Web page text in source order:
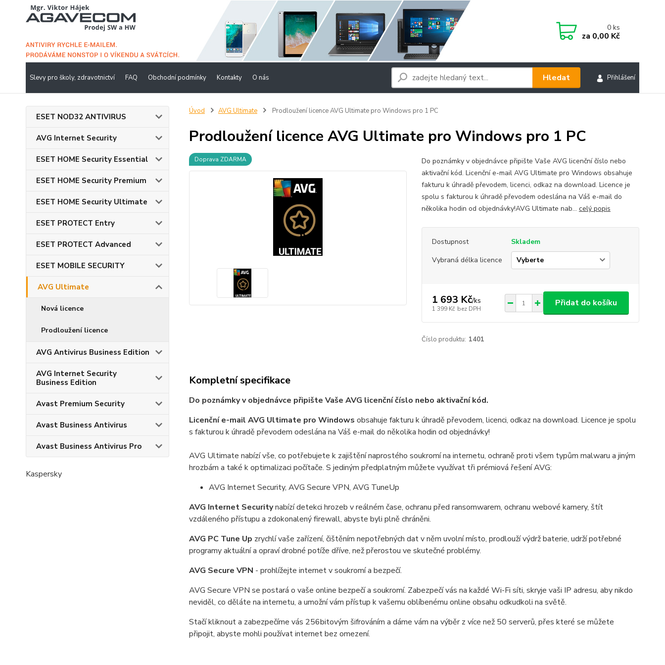
Slevy pro školy, zdravotnictví FAQ Obchodní podmínky Kontakty O nás Přihlášení
Hledat
0ks
za 0,00 Kč
ESET NOD32 ANTIVIRUS
AVG Internet Security
ESET HOME Security Essential
ESET HOME Security Premium
ESET HOME Security Ultimate
ESET PROTECT Entry
ESET PROTECT Advanced
ESET MOBILE SECURITY
AVG Ultimate
Nová licence
Prodloužení licence
AVG Antivirus Business Edition
AVG Internet Security
Business Edition
Avast Premium Security
Avast Business Antivirus
Avast Business Antivirus Pro
Kaspersky
Úvod AVG Ultimate Prodloužení licence AVG Ultimate pro Windows pro 1 PC
Prodloužení licence AVG Ultimate pro Windows pro 1 PC
Doprava ZDARMA
Do poznámky v objednávce připište Vaše AVG licenční číslo nebo
aktivační kód. Licenční e-mail AVG Ultimate pro Windows obsahuje
fakturu k úhradě převodem, licenci, odkaz na download. Licence je
spolu s fakturou k úhradě převodem odeslána na Váš e-mail do
několika hodin od objednávky!AVG Ultimate nab... celý popis
Dostupnost
Skladem
Vybraná délka licence
1 693 Kč/ks
1 399 Kč bez DPH
Přidat do košíku
Číslo produktu: 1401
Kompletní specifikace
Do poznámky v objednávce připište Vaše AVG licenční číslo nebo aktivační kód.
Licenční e-mail AVG Ultimate pro Windows obsahuje fakturu k úhradě převodem, licenci, odkaz na download. Licence je spolu
s fakturou k úhradě převodem odeslána na Váš e-mail do několika hodin od objednávky!
AVG Ultimate nabízí vše, co potřebujete k zajištění naprostého soukromí na internetu, ochraně proti všem typům malwaru a jiným
hrozbám a také k optimalizaci počítače. S jediným předplatným můžete využívat tři prémiová řešení AVG:
AVG Internet Security, AVG Secure VPN, AVG TuneUp
AVG Internet Securitynabízí detekci hrozeb v reálném čase, ochranu před ransomwarem, ochranu webové kamery, štít
vzdáleného přístupu a zdokonalený firewall, abyste byli plně chráněni.
AVG PC Tune Up zrychlí vaše zařízení, čištěním nepotřebných dat v něm uvolní místo, prodlouží výdrž baterie, udrží potřebné
programy aktuální a opraví drobné potíže dříve, než přerostou ve skutečné problémy.
AVG Secure VPN - prohlížejte internet v soukromí a bezpečí.
AVG Secure VPN se postará o vaše online bezpečí a soukromí. Zabezpečí vás na každé Wi-Fi síti, skryje vaši IP adresu, aby nikdo
neviděl, co děláte na internetu, a umožní vám přístup k vašemu oblíbenému online obsahu odkudkoli na světě.
Stačí kliknout a zabezpečíme vás 256bitovým šifrováním a dáme vám na výběr z více než 50 serverů, přes které se můžete
připojit, abyste mohli používat internet bez omezení.